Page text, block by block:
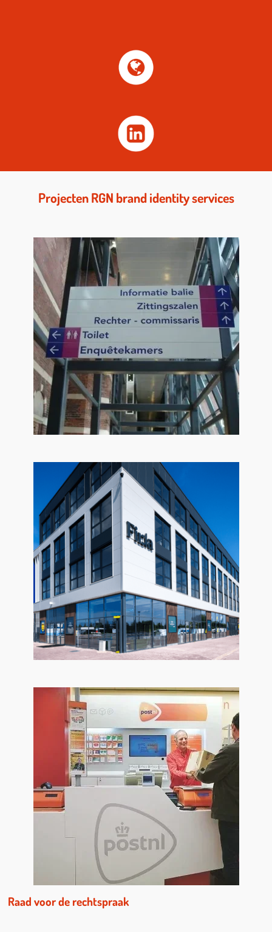
Projecten RGN brand identity services
Raad voor de rechtspraak